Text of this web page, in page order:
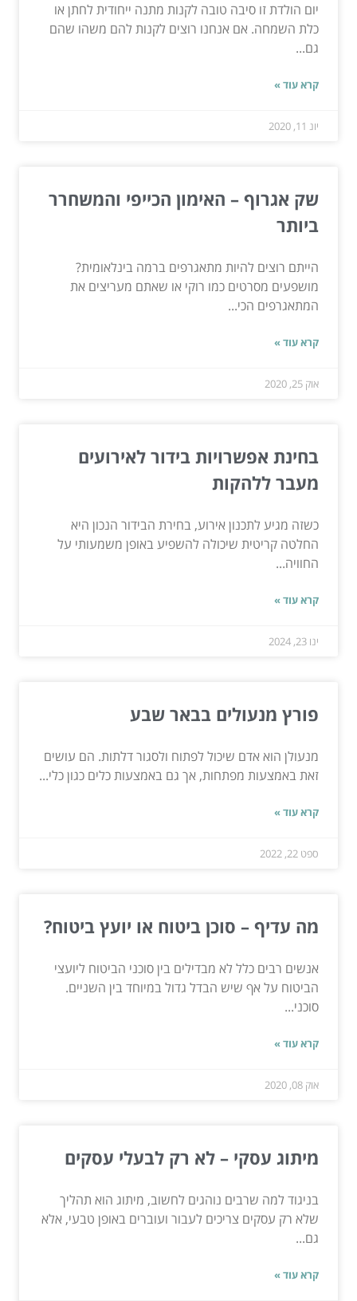
יום הולדת זו סיבה טובה לקנות מתנה ייחודית לחתן או
כלת השמחה. אם אנחנו רוצים לקנות להם משהו שהם
גם...
קרא עוד »
יונ 11, 2020
שק אגרוף – האימון הכייפי והמשחרר
ביותר
הייתם רוצים להיות מתאגרפים ברמה בינלאומית?
מושפעים מסרטים כמו רוקי או שאתם מעריצים את
המתאגרפים הכי...
קרא עוד »
אוק 25, 2020
בחינת אפשרויות בידור לאירועים
מעבר ללהקות
כשזה מגיע לתכנון אירוע, בחירת הבידור הנכון היא
החלטה קריטית שיכולה להשפיע באופן משמעותי על
החוויה...
קרא עוד »
ינו 23, 2024
פורץ מנעולים בבאר שבע
מנעולן הוא אדם שיכול לפתוח ולסגור דלתות. הם עושים
זאת באמצעות מפתחות, אך גם באמצעות כלים כגון כלי...
קרא עוד »
ספט 22, 2022
מה עדיף – סוכן ביטוח או יועץ ביטוח?
אנשים רבים כלל לא מבדילים בין סוכני הביטוח ליועצי
הביטוח על אף שיש הבדל גדול במיוחד בין השניים.
סוכני...
קרא עוד »
אוק 08, 2020
מיתוג עסקי – לא רק לבעלי עסקים
בניגוד למה שרבים נוהגים לחשוב, מיתוג הוא תהליך
שלא רק עסקים צריכים לעבור ועוברים באופן טבעי, אלא
גם...
קרא עוד »